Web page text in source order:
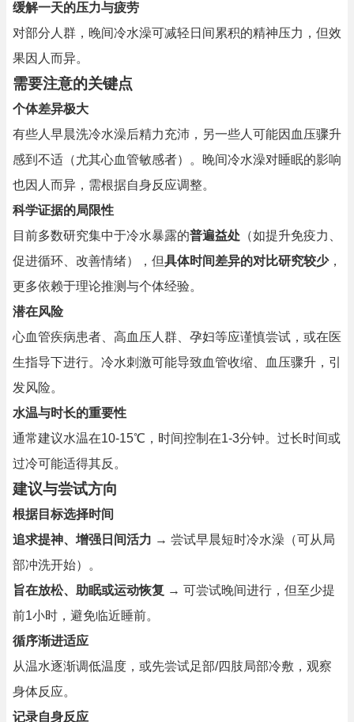
缓解一天的压力与疲劳
对部分人群，晚间冷水澡可减轻日间累积的精神压力，但效
果因人而异。
需要注意的关键点
个体差异极大
有些人早晨洗冷水澡后精力充沛，另一些人可能因血压骤升
感到不适（尤其心血管敏感者）。晚间冷水澡对睡眠的影响
也因人而异，需根据自身反应调整。
科学证据的局限性
目前多数研究集中于冷水暴露的普遍益处 （如提升免疫力、
促进循环、改善情绪），但具体时间差异的对比研究较少，
更多依赖于理论推测与个体经验。
潜在风险
心血管疾病患者、高血压人群、孕妇等应谨慎尝试，或在医
生指导下进行。冷水刺激可能导致血管收缩、血压骤升，引
发风险。
水温与时长的重要性
通常建议水温在10-15℃，时间控制在1-3分钟。过长时间或
过冷可能适得其反。
建议与尝试方向
根据目标选择时间
追求提神、增强日间活力 → 尝试早晨短时冷水澡（可从局
部冲洗开始）。
旨在放松、助眠或运动恢复 → 可尝试晚间进行，但至少提
前1小时，避免临近睡前。
循序渐进适应
从温水逐渐调低温度，或先尝试足部/四肢局部冷敷，观察
身体反应。
记录自身反应